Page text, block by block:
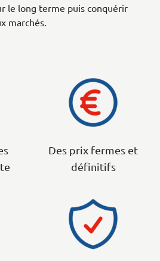
le long terme puis conquérir
marchés.
Des prix fermes et
définitifs